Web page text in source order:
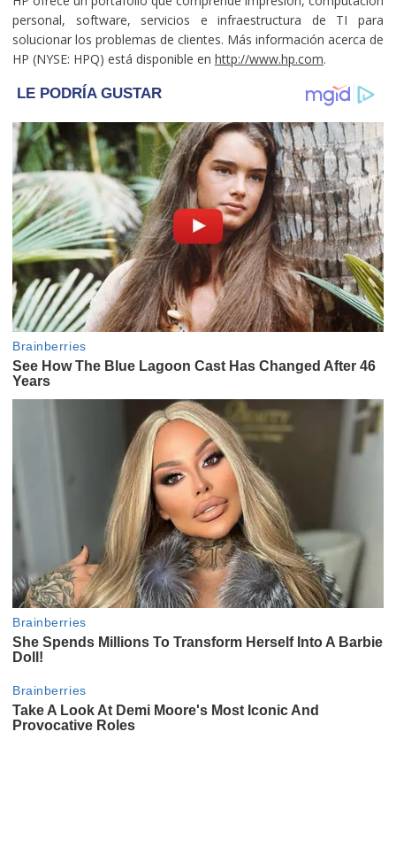
personal, software, servicios e infraestructura de TI para
solucionar los problemas de clientes. Más información acerca de
HP (NYSE: HPQ) está disponible en http://www.hp.com.